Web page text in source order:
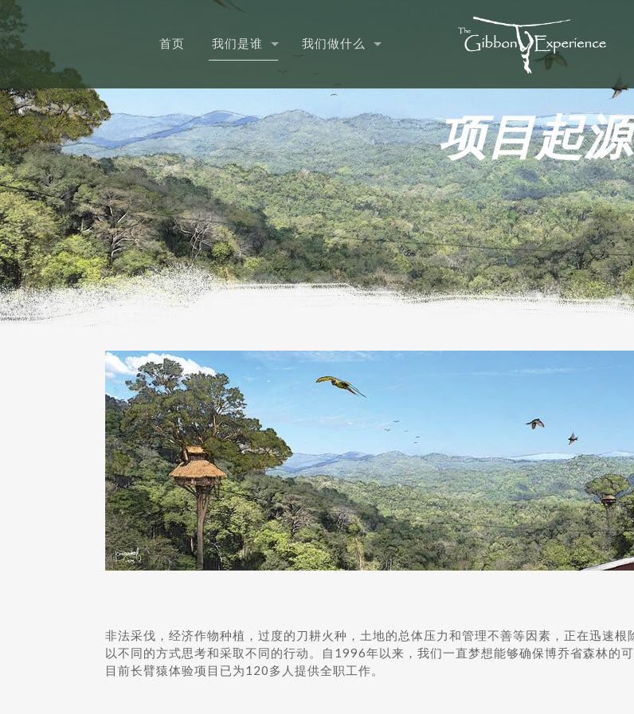
首页 我们是谁 我们做什么
项目起源
非法采伐，经济作物种植，过度的刀耕火种，土地的总体压力和管理不善等因素，正在迅速
以不同的方式思考和采取不同的行动。自1996年以来，我们一直梦想能够确保博乔省森林的可
目前长臂猿体验项目已为120多人提供全职工作。